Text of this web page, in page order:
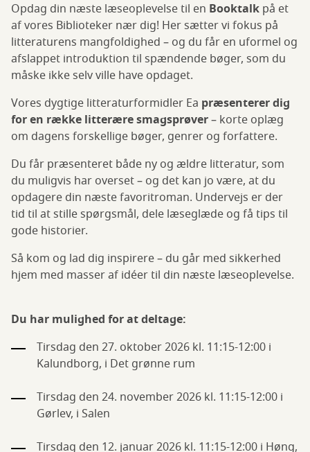
Opdag din næste læseoplevelse til en Booktalk på et
af vores Biblioteker nær dig! Her sætter vi fokus på
litteraturens mangfoldighed – og du får en uformel og
afslappet introduktion til spændende bøger, som du
måske ikke selv ville have opdaget.
Vores dygtige litteraturformidler Ea præsenterer dig
for en række litterære smagsprøver– korte oplæg
om dagens forskellige bøger, genrer og forfattere.
Du får præsenteret både ny og ældre litteratur, som
du muligvis har overset – og det kan jo være, at du
opdagere din næste favoritroman. Undervejs er der
tid til at stille spørgsmål, dele læseglæde og få tips til
gode historier.
Så kom og lad dig inspirere – du går med sikkerhed
hjem med masser af idéer til din næste læseoplevelse.
Du har mulighed for at deltage:
Tirsdag den 27. oktober 2026 kl. 11:15-12:00 i
Kalundborg, i Det grønne rum
Tirsdag den 24. november 2026 kl. 11:15-12:00 i
Gørlev, i Salen
Tirsdag den 12. januar 2026 kl. 11:15-12:00 i Høng,